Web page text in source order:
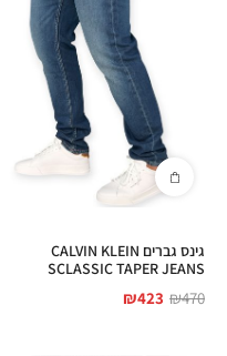
גינס גברים CALVIN KLEIN
SCLASSIC TAPER JEANS
₪470
₪423